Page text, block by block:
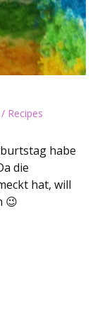
Recipes
habe
die
hat, will
😉